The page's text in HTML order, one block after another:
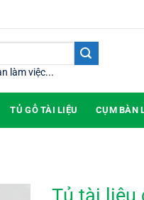
làm việc...
TỦ GỖ TÀI LIỆU CỤM BÀN